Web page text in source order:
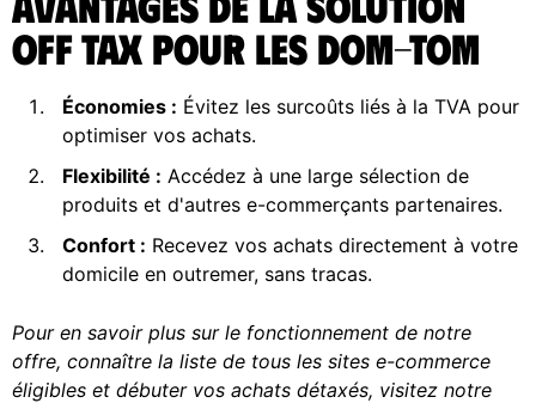
Off Tax pour les DOM-TOM
Économies : Évitez les surcoûts liés à la TVA pour
optimiser vos achats.
Flexibilité : Accédez à une large sélection de
produits et d'autres e-commerçants partenaires.
Confort : Recevez vos achats directement à votre
domicile en outremer, sans tracas.
Pour en savoir plus sur le fonctionnement de notre
offre, connaître la liste de tous les sites e-commerce
éligibles et débuter vos achats détaxés, visitez notre